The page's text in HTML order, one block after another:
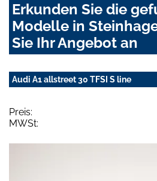
Erkunden Sie die
Modelle in
Sie Ihr Angebot an
Audi A1 allstreet 30 TFSI S line
Preis:
MWSt: